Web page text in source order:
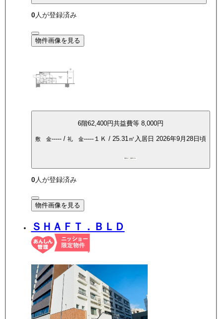
0人が登録済み
物件画像を見る
6階62,400円共益費等 8,000円
敷 金-----/ 礼 金-----１Ｋ / 25.31㎡ 入居日 2026年9月28日頃
敷礼0 都市ガス
0人が登録済み
物件画像を見る
ＳＨＡＦＴ．ＢＬＤ